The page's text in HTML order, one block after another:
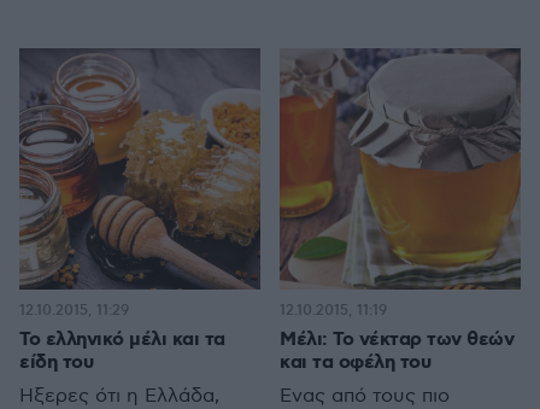
Το ελληνικό μέλι και τα
είδη του
Ήξερες ότι η Ελλάδα,
12.10.2015, 11:29
Μέλι: Το νέκταρ των θεών
και τα οφέλη του
Ένας από τους πιο
12.10.2015, 11:19